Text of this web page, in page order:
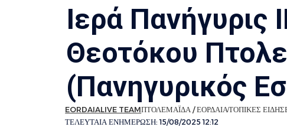
Ιερά Πανήγυρις
Θεοτόκου
(Πανηγυρικός
ΤΕΛΕΥΤΑΙΑ ΕΝΗΜΕΡΩΣΗ: 15/08/2025 12:12
EORDAIALIVE TEAMΠΤΟΛΕΜΑΪΔΑ / ΕΟΡΔΑΙΑΤΟΠΙΚΕΣ